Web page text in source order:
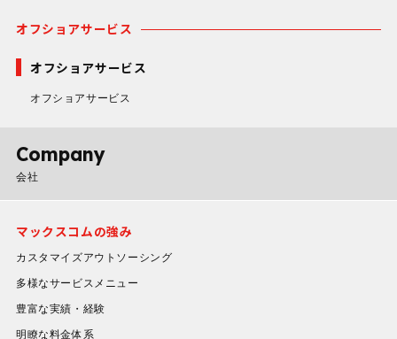
オフショアサービス
オフショアサービス
オフショアサービス
Company
会社
マックスコムの強み
カスタマイズアウトソーシング
多様なサービスメニュー
豊富な実績・経験
明瞭な料金体系